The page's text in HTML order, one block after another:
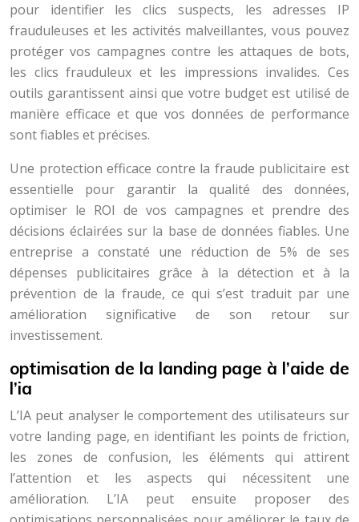
pour identifier les clics suspects, les adresses IP
frauduleuses et les activités malveillantes, vous pouvez
protéger vos campagnes contre les attaques de bots,
les clics frauduleux et les impressions invalides. Ces
outils garantissent ainsi que votre budget est utilisé de
manière efficace et que vos données de performance
sont fiables et précises.
Une protection efficace contre la fraude publicitaire est
essentielle pour garantir la qualité des données,
optimiser le ROI de vos campagnes et prendre des
décisions éclairées sur la base de données fiables. Une
entreprise a constaté une réduction de 5% de ses
dépenses publicitaires grâce à la détection et à la
prévention de la fraude, ce qui s’est traduit par une
amélioration significative de son retour sur
investissement.
optimisation de la landing page à l’aide de
l’ia
L’IA peut analyser le comportement des utilisateurs sur
votre landing page, en identifiant les points de friction,
les zones de confusion, les éléments qui attirent
l’attention et les aspects qui nécessitent une
amélioration. L’IA peut ensuite proposer des